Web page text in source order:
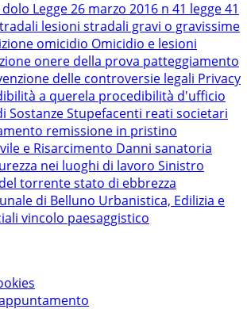
dolo Legge 26 marzo 2016 n 41 legge 41
lesioni stradali gravi o gravissime
omicidio Omicidio e lesioni
onere della prova patteggiamento
delle controversie legali Privacy
a querela procedibilità d'ufficio
Sostanze Stupefacenti reati societari
remissione in pristino
e Risarcimento Danni sanatoria
nei luoghi di lavoro Sinistro
torrentestato di ebbrezza
di Belluno Urbanistica, Edilizia e
vincolo paesaggistico